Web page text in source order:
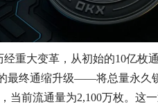
经重大变革，从初始的10亿
最终通缩升级——将总量永久
当前流通量为2,100万枚。这